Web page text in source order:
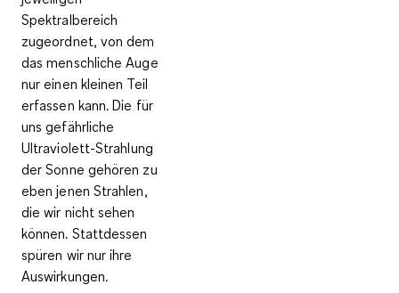
Spektralbereich
zugeordnet, von dem
das menschliche Auge
nur einen kleinen Teil
erfassen kann. Die für
uns gefährliche
Ultraviolett-Strahlung
der Sonne gehören zu
eben jenen Strahlen,
die wir nicht sehen
können. Stattdessen
spüren wir nur ihre
Auswirkungen.